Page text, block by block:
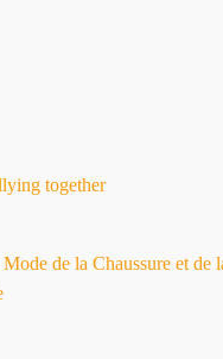
together
de la Chaussure et de